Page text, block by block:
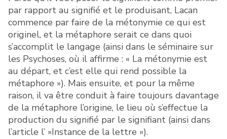
par rapport au signifié et le produisant, Lacan
commence par faire de la métonymie ce qui est
originel, et la métaphore serait ce dans quoi
s’accomplit le langage (ainsi dans le séminaire sur
les Psychoses, où il affirme : « La métonymie est
au départ, et c’est elle qui rend possible la
métaphore »). Mais ensuite, et pour la même
raison, il va être conduit à faire toujours davantage
de la métaphore l’origine, le lieu où s’effectue la
production du signifié par le signifiant (ainsi dans
l’article l’ »Instance de la lettre »).